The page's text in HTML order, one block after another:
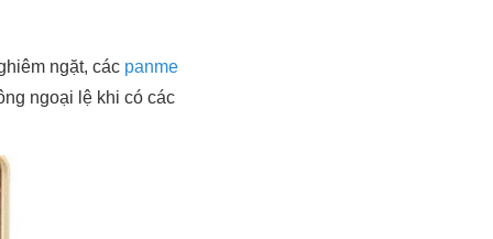
ngặt, các panme
ngoại lệ khi có các